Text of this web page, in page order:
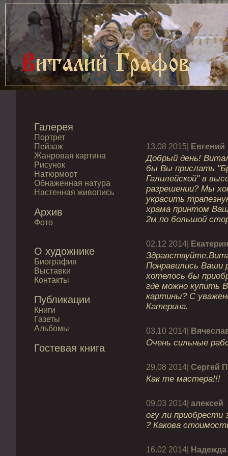
Галерея
Портрет
Пейзаж
Жанровая картина
Рисунок
Натюрморт
Обнаженная натура
Настенная живопись
Архив
Фото
О художнике
Биография
Выставки
Контакты
Публикации
Книги
Газеты
Альбомы
Гостевая книга
13.08 2015| Евгений
Добрый день!
бы Вы прислать
Галилейской" в
разрешении? Мы
украсить
храма принтом
2м по большой
02.12 2014|
Понравились Ваши
хотелось бы
где можно купить
картины? С
Катерина.
03.10 2014|
Очень сильные
29.08 2014| Сергей
Как те мастера!!!
09.03 2014| алексей
огу ли приобрести
? Какова
16.02 2014| Надежда